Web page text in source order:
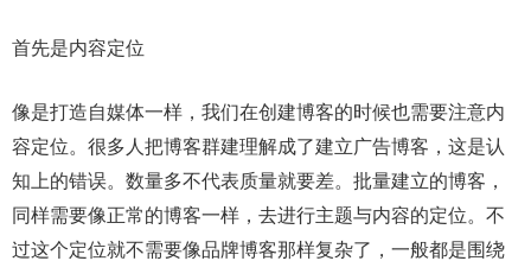
首先是内容定位
像是打造自媒体一样，我们在创建博客的时候也需要注意内
容定位。很多人把博客群建理解成了建立广告博客，这是认
知上的错误。数量多不代表质量就要差。批量建立的博客，
同样需要像正常的博客一样，去进行主题与内容的定位。不
过这个定位就不需要像品牌博客那样复杂了，一般都是围绕